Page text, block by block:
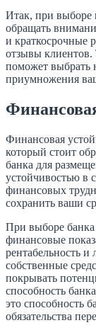
Итак, при выборе
обращать
и краткосрочные
отзывы клиентов.
поможет выбрать
приумножения
Финансовая
который стоит
банка для
устойчивостью в
финансовых
сохранить ваши
При выборе банка
финансовые
рентабельность
собственные
покрывать
способность
это способность
обязательства